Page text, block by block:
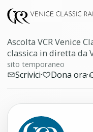
Ascolta VCR Venice
classica in diretta da
sito temporaneo
Scrivici· Dona ora·